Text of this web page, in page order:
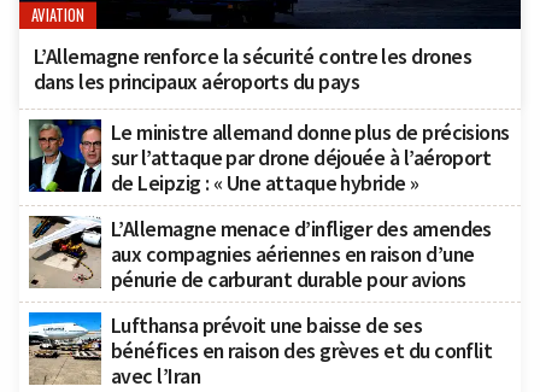
AVIATION
L’Allemagne renforce la sécurité contre les drones
dans les principaux aéroports du pays
Le ministre allemand donne plus de précisions
sur l’attaque par drone déjouée à l’aéroport
de Leipzig : « Une attaque hybride »
L’Allemagne menace d’infliger des amendes
aux compagnies aériennes en raison d’une
pénurie de carburant durable pour avions
Lufthansa prévoit une baisse de ses
bénéfices en raison des grèves et du conflit
avec l’Iran